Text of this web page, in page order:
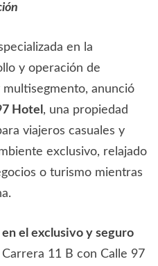
en la
y operación de
anunció
Hotel , una propiedad
viajeros casuales y
exclusivo, relajado
o turismo mientras
el exclusivo y seguro
11 B con Calle 97